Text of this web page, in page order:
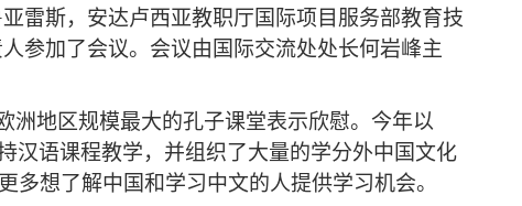
雷斯， 安达卢西亚教职厅 国际项目服务部教育技
参加了会议。会议由国际交流处处长何岩峰主
洲地区规模最大的孔子课堂表示欣慰。今年以
汉语课程教学，并组织了大量的学分外中国文化
想了解中国和学习中文的人提供学习机会。